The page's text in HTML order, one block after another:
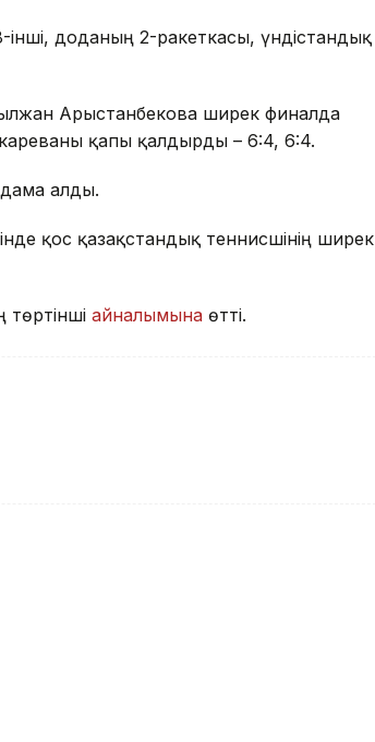
інші, доданың 2-ракеткасы, үндістандық
Арыстанбекова ширек финалда
қапы қалдырды – 6:4, 6:4.
алды.
қос қазақстандық теннисшінің ширек
айналымына өтті.